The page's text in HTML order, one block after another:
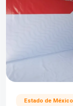
Estado de México